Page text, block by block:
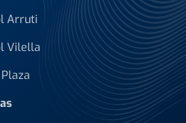
Arruti
Vilella